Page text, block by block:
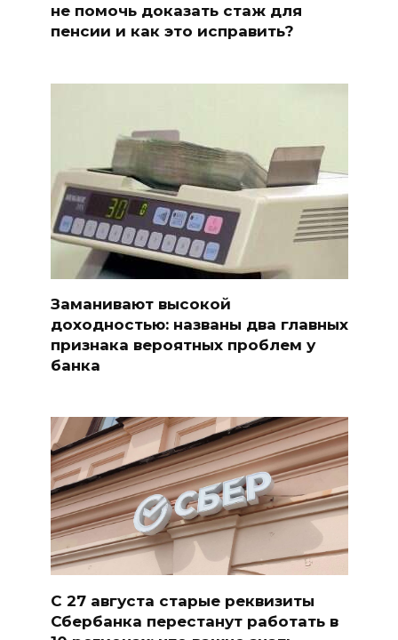
не помочь доказать стаж для
пенсии и как это исправить?
Заманивают высокой
доходностью: названы два главных
признака вероятных проблем у
банка
С 27 августа старые реквизиты
Сбербанка перестанут работать в